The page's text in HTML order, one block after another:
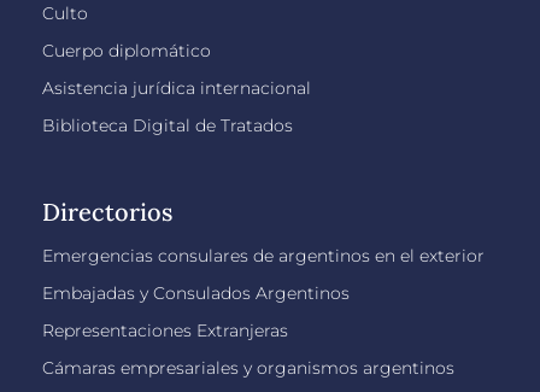
Culto
Cuerpo diplomático
Asistencia jurídica internacional
Biblioteca Digital de Tratados
Directorios
Emergencias consulares de argentinos en el exterior
Embajadas y Consulados Argentinos
Representaciones Extranjeras
Cámaras empresariales y organismos argentinos